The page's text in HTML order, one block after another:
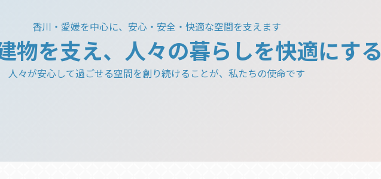
香川・愛媛を中心に、安心・安全・快適な空間を支えます
物を支え、人々の暮らしを快適にする
人々が安心して過ごせる空間を創り続けることが、私たちの使命です